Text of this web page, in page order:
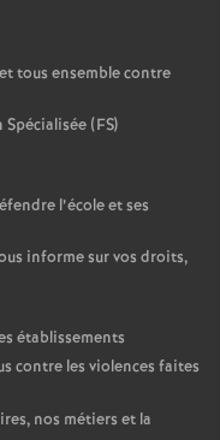
r
l
é
a
n
s
tous ensemble contre
(FS)
l’école et ses
informe sur vos droits,
établissements
contre les violences faites
nos métiers et la